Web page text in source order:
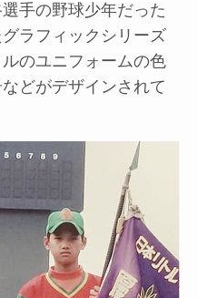
手の野球少年だった
ラフィックシリーズ
のユニフォームの色
どがデザインされて